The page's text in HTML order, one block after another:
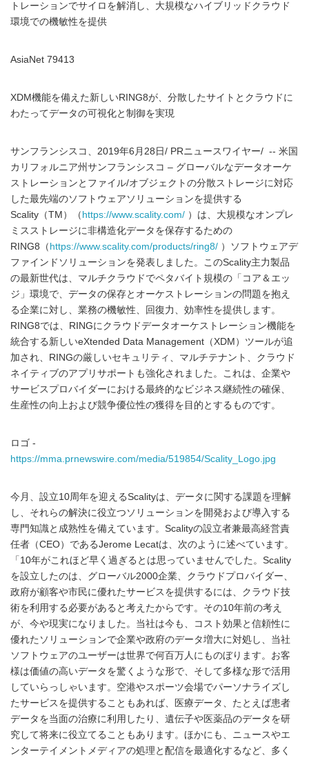
トレーションでサイロを解消し、大規模なハイブリッドクラウド
環境での機敏性を提供
AsiaNet 79413
XDM機能を備えた新しいRING8が、分散したサイトとクラウドに
わたってデータの可視化と制御を実現
サンフランシスコ、2019年6月28日/ PRニュースワイヤー/ -- 米国
カリフォルニア州サンフランシスコ – グローバルなデータオーケ
ストレーションとファイル/オブジェクトの分散ストレージに対応
した最先端のソフトウェアソリューションを提供する
Scality（TM）（ https://www.scality.com/ ）は、大規模なオンプレ
ミスストレージに非構造化データを保存するための
RING8（ https://www.scality.com/products/ring8/ ）ソフトウェアデ
ファインドソリューションを発表しました。このScality主力製品
の最新世代は、マルチクラウドでペタバイト規模の「コア＆エッ
ジ」環境で、データの保存とオーケストレーションの問題を抱え
る企業に対し、業務の機敏性、回復力、効率性を提供します。
RING8では、RINGにクラウドデータオーケストレーション機能を
統合する新しいeXtended Data Management（XDM）ツールが追
加され、RINGの厳しいセキュリティ、マルチテナント、クラウド
ネイティブのアプリサポートも強化されました。これは、企業や
サービスプロバイダーにおける最終的なビジネス継続性の確保、
生産性の向上および競争優位性の獲得を目的とするものです。
ロゴ -
https://mma.prnewswire.com/media/519854/Scality_Logo.jpg
今月、設立10周年を迎えるScalityは、データに関する課題を理解
し、それらの解決に役立つソリューションを開発および導入する
専門知識と成熟性を備えています。Scalityの設立者兼最高経営責
任者（CEO）であるJerome Lecatは、次のように述べています。
「10年がこれほど早く過ぎるとは思っていませんでした。Scality
を設立したのは、グローバル2000企業、クラウドプロバイダー、
政府が顧客や市民に優れたサービスを提供するには、クラウド技
術を利用する必要があると考えたからです。その10年前の考え
が、今や現実になりました。当社は今も、コスト効果と信頼性に
優れたソリューションで企業や政府のデータ増大に対処し、当社
ソフトウェアのユーザーは世界で何百万人にものぼります。お客
様は価値の高いデータを驚くような形で、そして多様な形で活用
していらっしゃいます。空港やスポーツ会場でパーソナライズし
たサービスを提供することもあれば、医療データ、たとえば患者
データを当面の治療に利用したり、遺伝子や医薬品のデータを研
究して将来に役立てることもあります。ほかにも、ニュースやエ
ンターテイメントメディアの処理と配信を最適化するなど、多く